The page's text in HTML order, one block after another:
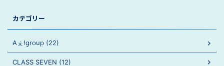
カテゴリー
Aぇ!group (22)
CLASS SEVEN (12)